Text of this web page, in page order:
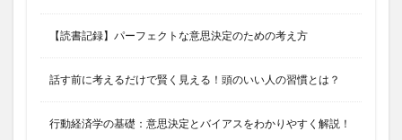
【読書記録】パーフェクトな意思決定のための考え方
話す前に考えるだけで賢く見える！頭のいい人の習慣とは？
行動経済学の基礎：意思決定とバイアスをわかりやすく解説！